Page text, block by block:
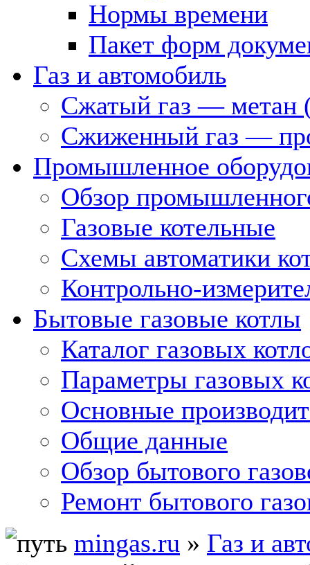
Нормы времени
Пакет форм
Газ и автомобиль
Сжатый газ — метан
Сжиженный газ —
Промышленное
Обзор
Газовые котельные
Схемы автоматики
Контрольно-
Бытовые газовые котлы
Каталог газовых
Параметры газовых
Основные
Общие данные
Обзор бытового
Ремонт бытового
mingas.ru » Газ и